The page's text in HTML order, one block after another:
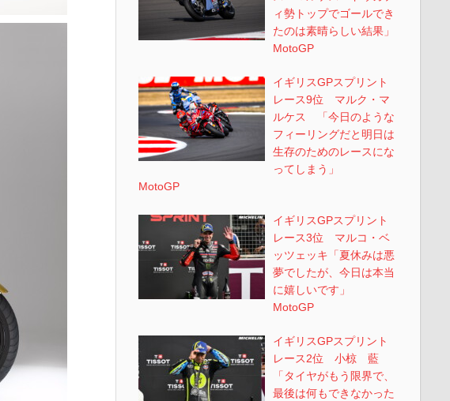
ィ勢トップでゴールでき
たのは素晴らしい結果」
MotoGP
イギリスGPスプリント
レース9位 マルク・マ
ルケス 「今日のような
フィーリングだと明日は
生存のためのレースにな
ってしまう」
MotoGP
イギリスGPスプリント
レース3位 マルコ・ベ
ッツェッキ「夏休みは悪
夢でしたが、今日は本当
に嬉しいです」
MotoGP
イギリスGPスプリント
レース2位 小椋 藍
「タイヤがもう限界で、
最後は何もできなかった